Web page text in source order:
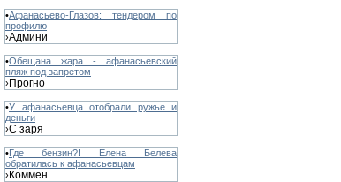
•Афанасьево-Глазов: тендером по
профилю
›Админи
•Обещана жара - афанасьевский
пляж под запретом
›Прогно
•У афанасьевца отобрали ружье и
деньги
›С заря
•Где бензин?! Елена Белева
обратилась к афанасьевцам
›Коммен